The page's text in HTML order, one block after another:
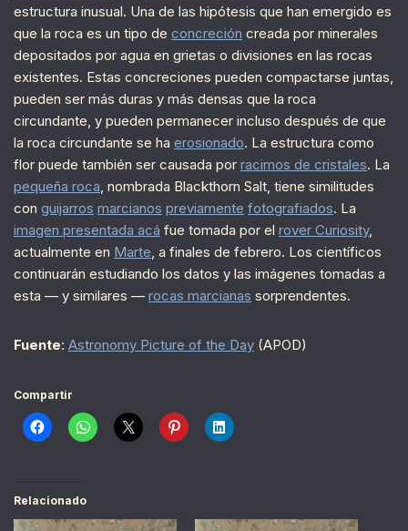
estructura inusual. Una de las hipótesis que han emergido es
que la roca es un tipo de concreción creada por minerales
depositados por agua en grietas o divisiones en las rocas
existentes. Estas concreciones pueden compactarse juntas,
pueden ser más duras y más densas que la roca
circundante, y pueden permanecer incluso después de que
la roca circundante se ha erosionado. La estructura como
flor puede también ser causada por racimos de cristales. La
pequeña roca, nombrada Blackthorn Salt, tiene similitudes
con guijarros marcianos previamente fotografiados. La
imagen presentada acá fue tomada por el rover Curiosity,
actualmente en Marte, a finales de febrero. Los científicos
continuarán estudiando los datos y las imágenes tomadas a
esta — y similares — rocas marcianas sorprendentes.
Fuente: Astronomy Picture of the Day (APOD)
Compartir
Relacionado